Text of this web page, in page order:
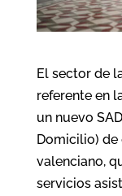
El sector de
referente en
un nuevo
Domicilio)
valenciano,
servicios